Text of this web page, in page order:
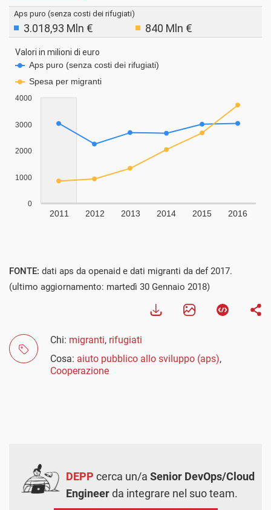
FONTE: dati aps da openaid e dati migranti da def 2017.
(ultimo aggiornamento: martedì 30 Gennaio 2018)
Chi: migranti, rifugiati
Cosa: aiuto pubblico allo sviluppo (aps),
Cooperazione
DEPP cerca un/a Senior DevOps/Cloud
Engineerda integrare nel suo team.